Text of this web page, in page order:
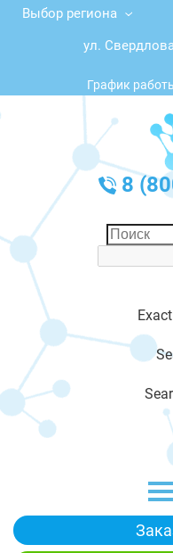
Выбор региона
ул.
График
8